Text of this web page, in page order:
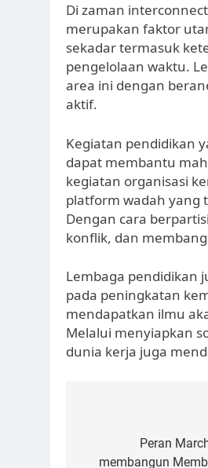
Di zaman
merupakan faktor
sekadar termasuk
pengelolaan waktu.
area ini dengan
aktif.
Kegiatan pendidikan
dapat membantu
kegiatan organisasi
platform wadah yang
Dengan cara
konflik, dan
Lembaga pendidikan
pada peningkatan
mendapatkan ilmu
Melalui menyiapkan
dunia kerja juga
navigation
Peran
membangun